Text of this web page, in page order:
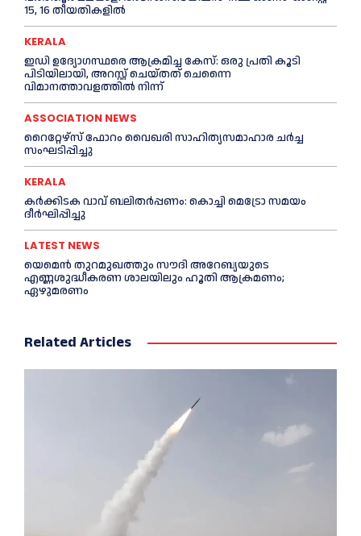
15, 16 തീയതികളിൽ
KERALA
ഇഡി ഉദ്യോഗസ്ഥരെ ആക്രമിച്ച കേസ്: ഒരു പ്രതി കൂടി
പിടിയിലായി, അറസ്റ്റ് ചെയ്തത് ചെന്നൈ
വിമാനത്താവളത്തില്‍ നിന്ന്
ASSOCIATION NEWS
റൈറ്റേഴ്സ് ഫോറം വൈഖരി സാഹിത്യസമാഹാര ചർച്ച
സംഘടിപ്പിച്ചു
KERALA
കര്‍ക്കിടക വാവ് ബലിതര്‍പ്പണം: കൊച്ചി മെട്രോ സമയം
ദീര്‍ഘിപ്പിച്ചു
LATEST NEWS
യെമെൻ തുറമുഖത്തും സൗദി അറേബ്യയുടെ
എണ്ണശുദ്ധീകരണ ശാലയിലും ഹൂതി ആക്രമണം;
ഏഴുമരണം
Related Articles